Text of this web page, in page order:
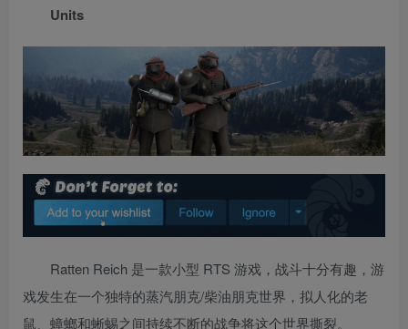
Units
Ratten Reich 是一款小型 RTS 游戏，战斗十分有趣，游
戏发生在一个独特的蒸汽朋克/柴油朋克世界，拟人化的老
鼠、蟑螂和蜥蜴之间持续不断的战争将这个世界撕裂。